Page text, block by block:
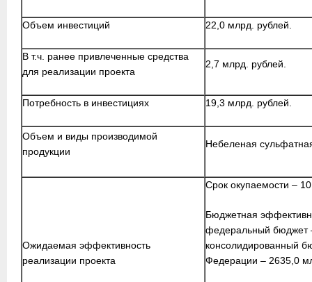
Объем инвестиций 22,0 млрд. рублей.
В т.ч. ранее привлеченные средства
для реализации проекта
2,7 млрд. рублей.
Потребность в инвестициях 19,3 млрд. рублей.
Объем и виды производимой
продукции
Небеленая
Ожидаемая эффективность
реализации проекта
Срок окупаемости – 10
Бюджетная
федеральный бюджет
консолидированный
Федерации – 2635,0